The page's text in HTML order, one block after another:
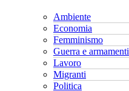
Ambiente
Economia
Femminismo
Guerra e armamenti
Lavoro
Migranti
Politica